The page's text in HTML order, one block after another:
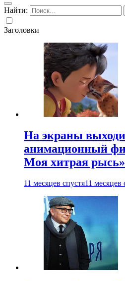
Найти:
Заголовки
На экраны
анимационный
Моя хитрая рысь»
11 месяцев спустя11 месяцев